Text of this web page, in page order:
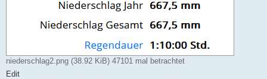
niederschlag2.png (38.92 KiB) 47101 mal betrachtet
Edit